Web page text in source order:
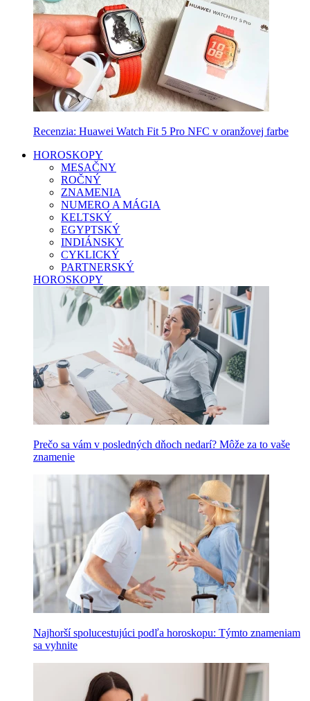
Recenzia: Huawei Watch Fit 5 Pro NFC v oranžovej farbe
HOROSKOPY
MESAČNY
ROČNÝ
ZNAMENIA
NUMERO A MÁGIA
KELTSKÝ
EGYPTSKÝ
INDIÁNSKY
CYKLICKÝ
PARTNERSKÝ
HOROSKOPY
Prečo sa vám v posledných dňoch nedarí? Môže za to vaše
znamenie
Najhorší spolucestujúci podľa horoskopu: Týmto znameniam
sa vyhnite